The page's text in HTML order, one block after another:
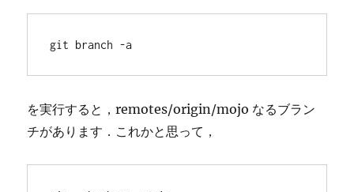
git branch -a
を実行すると，remotes/origin/mojo なるブラン
チがあります．これかと思って，